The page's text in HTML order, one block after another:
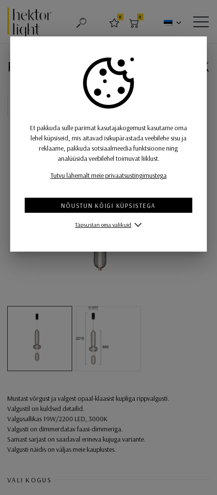
Hektor Light
OTSING LEMMIKUD
0
OSTUKORV
0
Rippvalgusti 19W/2200lm
Rippvalgusti 19W/2200lm LED, 3000K
Mustast võrgust ja valgest opaal-klaasist kupliga rippvalgusti.
Valgustil on kuldsed detailid.
Valgusallikas 19W/2200 LED, 3000K
Valgusti on dimmerdatav faasi-dimmeriga.
Samast sarjast on saadaval erineva kujuga variante.
Valgusti näidis on väljas meie kauplustes.
VALI KOGUS
Et pakkuda sulle parimat kasutajakogemust kasutame oma
lehel küpsiseid, mis aitavad isikupärastada veebilehe sisu ja
reklaame, pakkuda sotsiaalmeedia funktsioone ning
analüüsida veebilehel toimuvat liiklust.
Tutvu lähemalt meie privaatsustingimustega
NÕUSTUN KÕIGI KÜPSISTEGA
Täpsustan oma valikuid